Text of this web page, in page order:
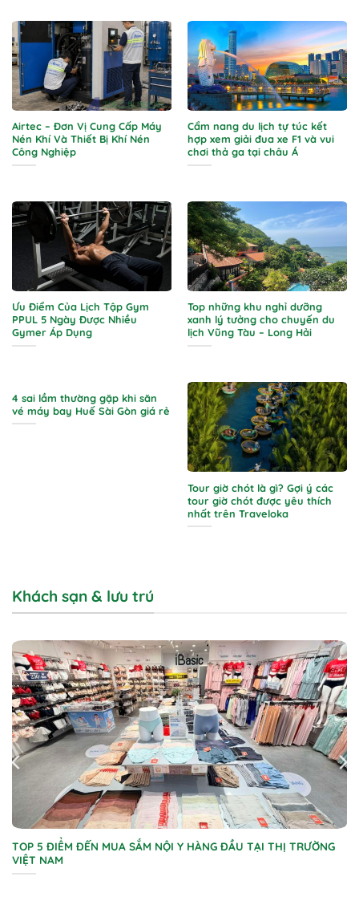
Airtec – Đơn Vị Cung Cấp Máy
Nén Khí Và Thiết Bị Khí Nén
Công Nghiệp
Cẩm nang du lịch tự túc kết
hợp xem giải đua xe F1 và vui
chơi thả ga tại châu Á
Ưu Điểm Của Lịch Tập Gym
PPUL 5 Ngày Được Nhiều
Gymer Áp Dụng
Top những khu nghỉ dưỡng
xanh lý tưởng cho chuyến du
lịch Vũng Tàu – Long Hải
4 sai lầm thường gặp khi săn
vé máy bay Huế Sài Gòn giá rẻ
Tour giờ chót là gì? Gợi ý các
tour giờ chót được yêu thích
nhất trên Traveloka
Khách sạn & lưu trú
TOP 5 ĐIỂM ĐẾN MUA SẮM NỘI Y HÀNG ĐẦU TẠI THỊ TRƯỜNG
VIỆT NAM